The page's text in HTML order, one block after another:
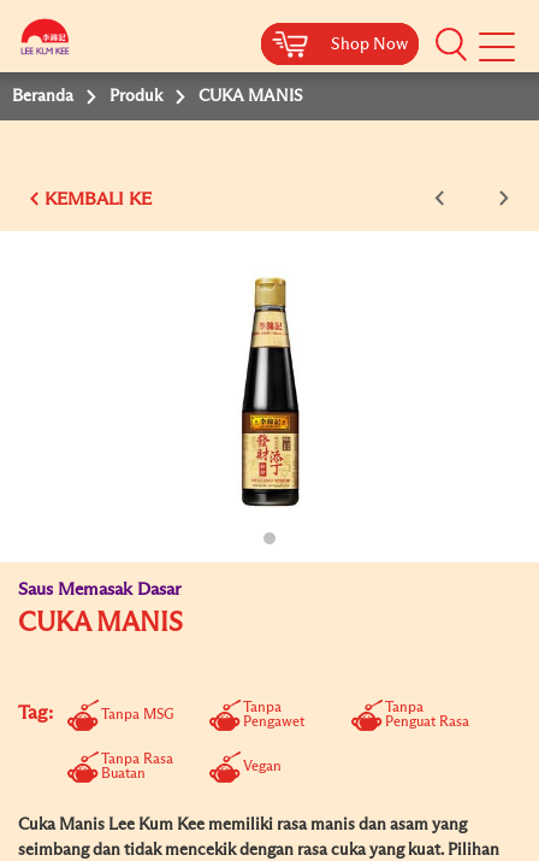
Shop Now
Shop Now
Shop Now
Beranda Produk CUKA MANIS
KEMBALI KE
Saus Memasak Dasar
CUKA MANIS
Tag: Tanpa MSG
Tanpa
Pengawet
Tanpa
Penguat Rasa
Tanpa Rasa
Buatan
Vegan
Cuka Manis Lee Kum Kee memiliki rasa manis dan asam yang
seimbang dan tidak mencekik dengan rasa cuka yang kuat. Pilihan